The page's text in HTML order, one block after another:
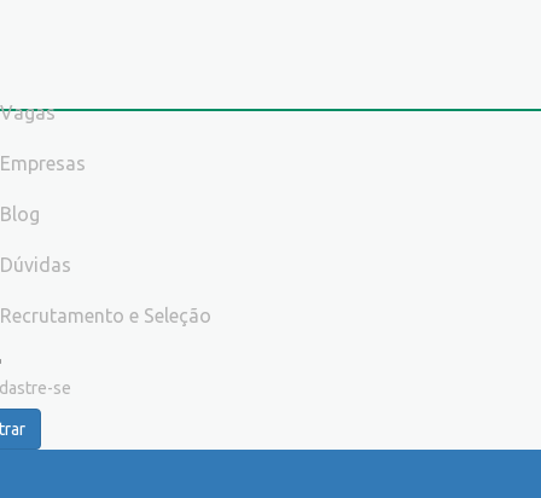
Vagas
Empresas
Blog
Dúvidas
Recrutamento e Seleção
se